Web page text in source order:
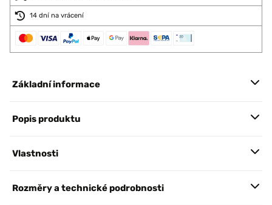
14 dní na vrácení
Základní informace
Popis produktu
Vlastnosti
Rozměry a technické podrobnosti